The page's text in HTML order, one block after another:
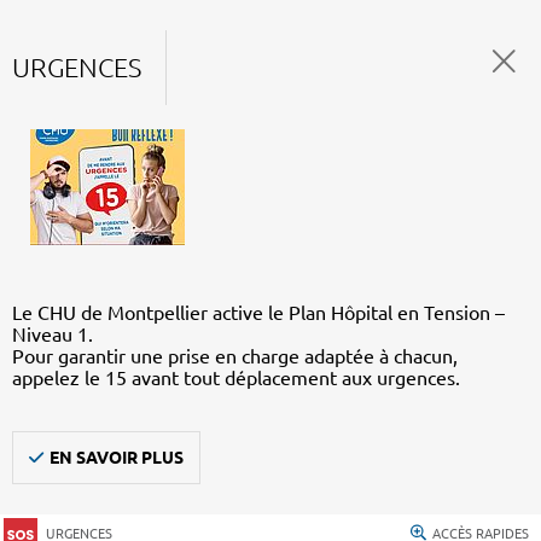
URGENCES
Le CHU de Montpellier active le Plan Hôpital en Tension –
Niveau 1.
Pour garantir une prise en charge adaptée à chacun,
appelez le 15 avant tout déplacement aux urgences.
EN SAVOIR PLUS
URGENCES ACCÈS RAPIDES